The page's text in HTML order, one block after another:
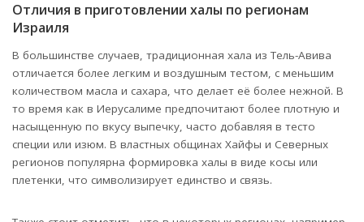
Отличия в приготовлении халы по регионам
Израиля
В большинстве случаев, традиционная хала из Тель-Авива
отличается более легким и воздушным тестом, с меньшим
количеством масла и сахара, что делает её более нежной. В
то время как в Иерусалиме предпочитают более плотную и
насыщенную по вкусу выпечку, часто добавляя в тесто
специи или изюм. В властных общинах Хайфы и Северных
регионов популярна формировка халы в виде косы или
плетенки, что символизирует единство и связь.